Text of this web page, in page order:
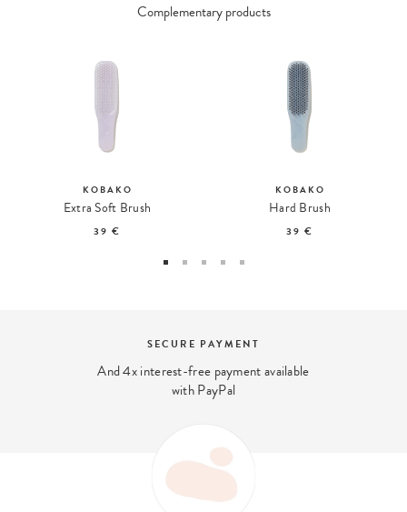
Complementary products
KOBAKO
Extra Soft Brush
39 €
KOBAKO
Hard Brush
39 €
SECURE PAYMENT
And 4x interest-free payment available
with PayPal